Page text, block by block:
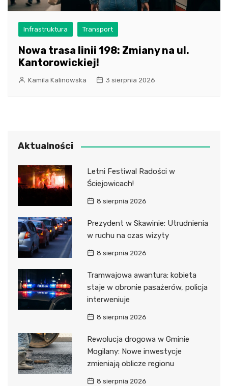
Infrastruktura Transport
Nowa trasa linii 198: Zmiany na ul.
Kantorowickiej!
Kamila Kalinowska 3 sierpnia 2026
Aktualności
Letni Festiwal Radości w
Ściejowicach!
8 sierpnia 2026
Prezydent w Skawinie: Utrudnienia
w ruchu na czas wizyty
8 sierpnia 2026
Tramwajowa awantura: kobieta
staje w obronie pasażerów, policja
interweniuje
8 sierpnia 2026
Rewolucja drogowa w Gminie
Mogilany: Nowe inwestycje
zmieniają oblicze regionu
8 sierpnia 2026